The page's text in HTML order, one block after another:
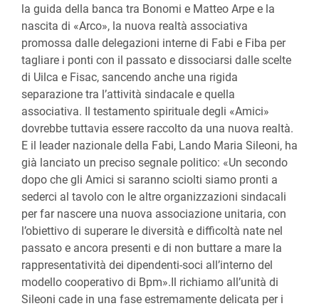
la guida della banca tra Bonomi e Matteo Arpe e la
nascita di «Arco», la nuova realtà associativa
promossa dalle delegazioni interne di Fabi e Fiba per
tagliare i ponti con il passato e dissociarsi dalle scelte
di Uilca e Fisac, sancendo anche una rigida
separazione tra l’attività sindacale e quella
associativa. Il testamento spirituale degli «Amici»
dovrebbe tuttavia essere raccolto da una nuova realtà.
E il leader nazionale della Fabi, Lando Maria Sileoni, ha
già lanciato un preciso segnale politico: «Un secondo
dopo che gli Amici si saranno sciolti siamo pronti a
sederci al tavolo con le altre organizzazioni sindacali
per far nascere una nuova associazione unitaria, con
l’obiettivo di superare le diversità e difficoltà nate nel
passato e ancora presenti e di non buttare a mare la
rappresentatività dei dipendenti-soci all’interno del
modello cooperativo di Bpm».Il richiamo all’unità di
Sileoni cade in una fase estremamente delicata per i